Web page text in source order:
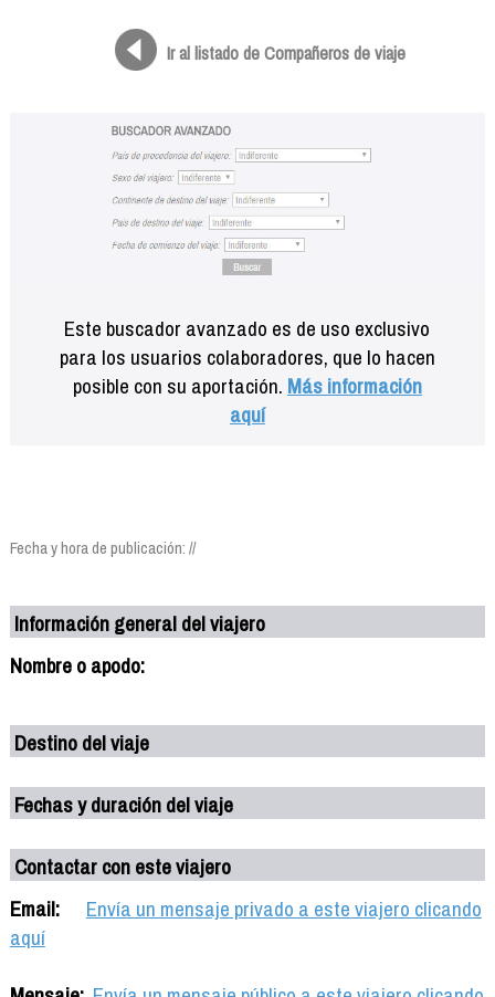
Ir al listado de Compañeros de viaje
Este buscador avanzado es de uso exclusivo
para los usuarios colaboradores, que lo hacen
posible con su aportación. Más información
aquí
Fecha y hora de publicación: //
Información general del viajero
Nombre o apodo:
Destino del viaje
Fechas y duración del viaje
Contactar con este viajero
Email:
Envía un mensaje privado a este viajero clicando
aquí